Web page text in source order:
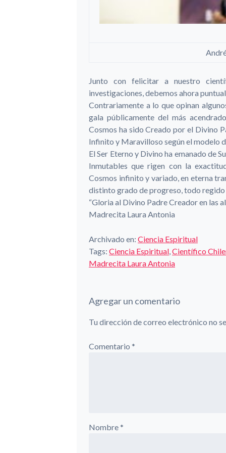
Junto con felicitar a nuestro
investigaciones, debemos ahora
Contrariamente a lo que opinan
gala públicamente del más
Cosmos ha sido Creado por el Divino
Infinito y Maravilloso según el modelo
El Ser Eterno y Divino ha emanado de
Inmutables que rigen con la
Cosmos infinito y variado, en eterna
distinto grado de progreso, todo
“Gloria al Divino Padre Creador en las
Madrecita Laura Antonia
Archivado en: Ciencia Espiritual
Tags: Ciencia Espiritual,Científico
Madrecita Laura Antonia
Agregar un comentario
Tu dirección de correo electrónico no
Comentario *
Nombre*